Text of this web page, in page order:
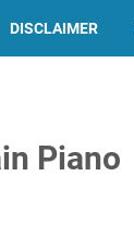
DISCLAIMER
Piano